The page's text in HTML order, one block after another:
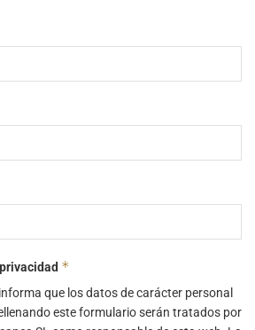
*
que los datos de carácter personal
este formulario serán tratados por